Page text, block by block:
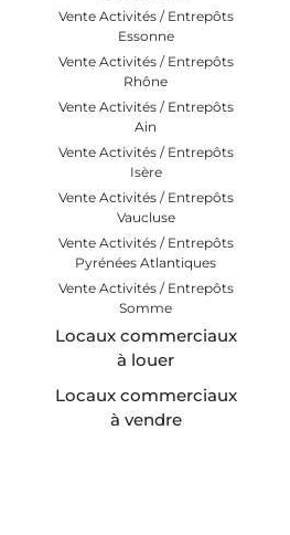
Vente Activités / Entrepôts
Essonne
Vente Activités / Entrepôts
Rhône
Vente Activités / Entrepôts
Ain
Vente Activités / Entrepôts
Isère
Vente Activités / Entrepôts
Vaucluse
Vente Activités / Entrepôts
Pyrénées Atlantiques
Vente Activités / Entrepôts
Somme
Locaux commerciaux
à louer
Locaux commerciaux
à vendre